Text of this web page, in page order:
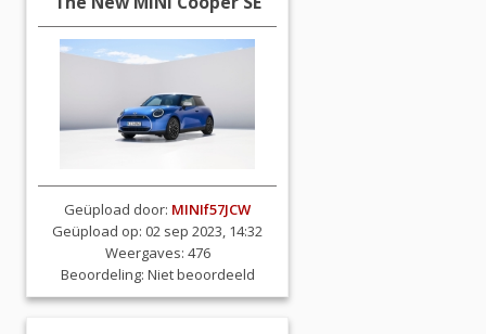
Geüpload door: MINIf57JCW
Geüpload op: 02 sep 2023, 14:32
Weergaves: 476
Beoordeling: Niet beoordeeld